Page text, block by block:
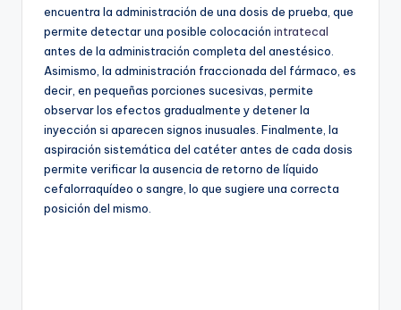
encuentra la administración de una dosis de prueba, que
permite detectar una posible colocación intratecal
antes de la administración completa del anestésico.
Asimismo, la administración fraccionada del fármaco, es
decir, en pequeñas porciones sucesivas, permite
observar los efectos gradualmente y detener la
inyección si aparecen signos inusuales. Finalmente, la
aspiración sistemática del catéter antes de cada dosis
permite verificar la ausencia de retorno de líquido
cefalorraquídeo o sangre, lo que sugiere una correcta
posición del mismo.